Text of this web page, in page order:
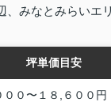
みなとみらいエ
坪単価目安
００〜１８,６００円